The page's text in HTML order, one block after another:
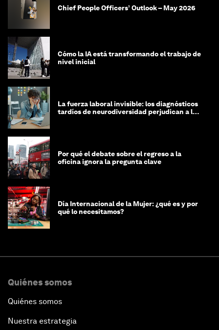
Chief People Officers’ Outlook – May 2026
Cómo la IA está transformando el trabajo de
nivel inicial
La fuerza laboral invisible: los diagnósticos
tardíos de neurodiversidad perjudican a las
Por qué el debate sobre el regreso a la
oficina ignora la pregunta clave
Día Internacional de la Mujer: ¿qué es y por
qué lo necesitamos?
Quiénes somos
Quiénes somos
Nuestra estrategia